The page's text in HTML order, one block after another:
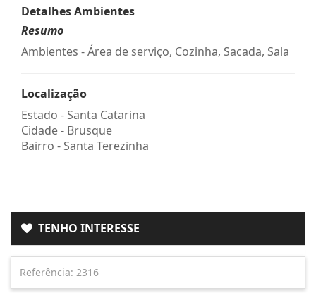
Detalhes Ambientes
Resumo
Ambientes - Área de serviço, Cozinha, Sacada, Sala
Localização
Estado -Santa Catarina
Cidade - Brusque
Bairro -Santa Terezinha
TENHO INTERESSE